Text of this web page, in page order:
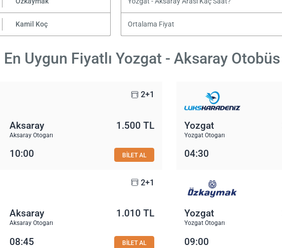
Kamil Koç Ortalama Fiyat
En Uygun Fiyatlı Yozgat - Aksaray
2+1
Aksaray
Aksaray Otogarı
1.500 TL
10:00 BİLET AL
Yozgat
Yozgat Otogarı
04:30
2+1
Aksaray
Aksaray Otogarı
1.010 TL
08:45 BİLET AL
Yozgat
Yozgat Otogarı
09:00